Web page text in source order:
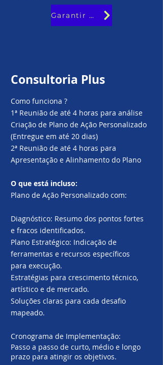
Garantir minha vaga
Consultoria Plus
Como funciona ?
1ª Reunião de até 4 horas para análise
Criação de Plano de Ação Personalizado
(Entregue em até 20 dias)
2ª Reunião de até 4 horas para
Apresentação e Alinhamento do Plano
O que está incluso:
Plano de Ação Personalizado com:
Diagnóstico: Resumo dos pontos fortes
e fracos identificados.
Plano Estratégico: Indicação de
ferramentas e recursos específicos
para execução.
Estratégias para crescimento técnico,
artístico e de mercado.
Soluções claras para cada desafio
mapeado.
Cronograma de Implementação:
Passo a passo de curto, médio e longo
prazo para atingir os objetivos.